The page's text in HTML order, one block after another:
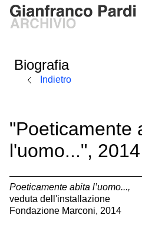
Biografia
Indietro
"Poeticamente
l'uomo...", 2014
Poeticamente abita l’uomo...,
veduta dell'installazione
Fondazione Marconi, 2014